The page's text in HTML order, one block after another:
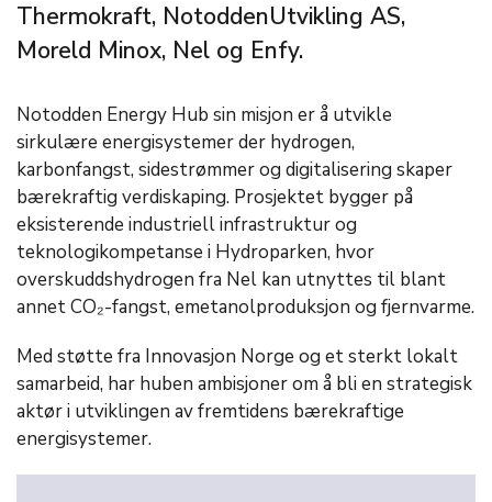
Thermokraft, NotoddenUtvikling AS,
Moreld Minox, Nel og Enfy.
Notodden Energy Hub sin misjon er å utvikle
sirkulære energisystemer der hydrogen,
karbonfangst, sidestrømmer og digitalisering skaper
bærekraftig verdiskaping. Prosjektet bygger på
eksisterende industriell infrastruktur og
teknologikompetanse i Hydroparken, hvor
overskuddshydrogen fra Nel kan utnyttes til blant
annet CO₂-fangst, emetanolproduksjon og fjernvarme.
Med støtte fra Innovasjon Norge og et sterkt lokalt
samarbeid, har huben ambisjoner om å bli en strategisk
aktør i utviklingen av fremtidens bærekraftige
energisystemer.